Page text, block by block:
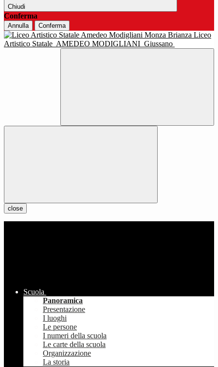
Chiudi
Conferma
Annulla Conferma
Liceo
Artistico Statale AMEDEO MODIGLIANI Giussano
close
Scuola
Panoramica
Presentazione
I luoghi
Le persone
I numeri della scuola
Le carte della scuola
Organizzazione
La storia